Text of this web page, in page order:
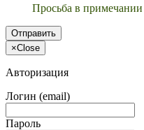
Просьба в примечании
Отправить
×Close
Авторизация
Логин (email)
Пароль